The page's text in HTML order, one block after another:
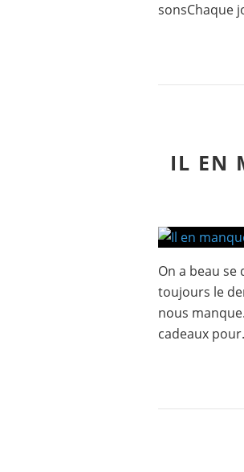
sonsChaque
IL EN
On a beau
toujours le
nous
cadeaux